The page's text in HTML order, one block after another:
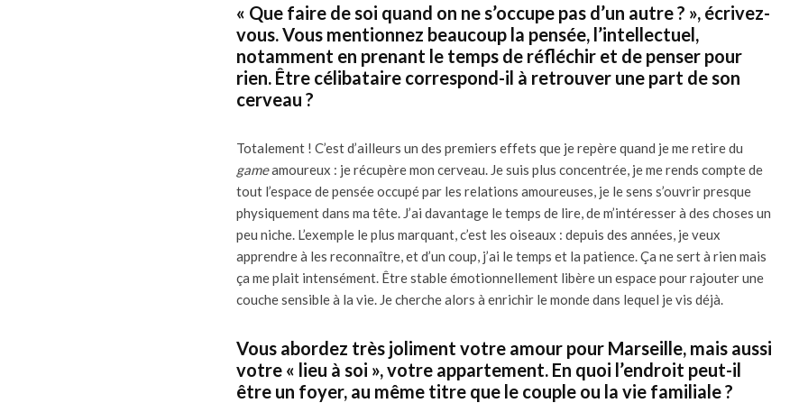
« Que faire de soi quand on ne s’occupe pas d’un autre ? », écrivez-
vous. Vous mentionnez beaucoup la pensée, l’intellectuel,
notamment en prenant le temps de réfléchir et de penser pour
rien. Être célibataire correspond-il à retrouver une part de son
cerveau ?
Totalement ! C’est d’ailleurs un des premiers effets que je repère quand je me retire du
gameamoureux : je récupère mon cerveau. Je suis plus concentrée, je me rends compte de
tout l’espace de pensée occupé par les relations amoureuses, je le sens s’ouvrir presque
physiquement dans ma tête. J’ai davantage le temps de lire, de m’intéresser à des choses un
peu niche. L’exemple le plus marquant, c’est les oiseaux : depuis des années, je veux
apprendre à les reconnaître, et d’un coup, j’ai le temps et la patience. Ça ne sert à rien mais
ça me plait intensément. Être stable émotionnellement libère un espace pour rajouter une
couche sensible à la vie. Je cherche alors à enrichir le monde dans lequel je vis déjà.
Vous abordez très joliment votre amour pour Marseille, mais aussi
votre « lieu à soi », votre appartement. En quoi l’endroit peut-il
être un foyer, au même titre que le couple ou la vie familiale ?